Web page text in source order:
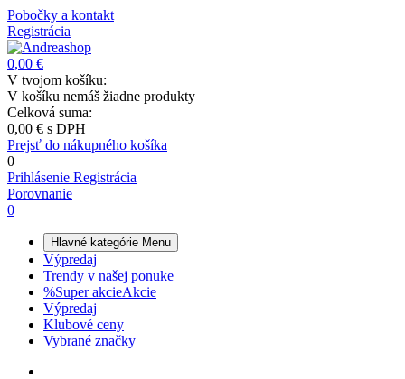
Pobočky a kontakt
Registrácia
0,00 €
V tvojom košíku:
V košíku nemáš žiadne produkty
Celková suma:
0,00 € s DPH
Prejsť do nákupného košíka
0
Prihlásenie Registrácia
Porovnanie
0
Hlavné kategórie Menu
Výpredaj
Trendy v našej ponuke
%Super akcieAkcie
Výpredaj
Klubové ceny
Vybrané značky